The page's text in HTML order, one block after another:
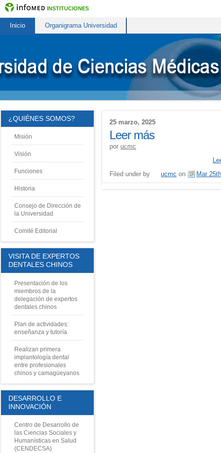
INSTITUCIONES
Inicio Organigrama Universidad
25 marzo, 2025
Leer más
por ucmc
Filed under by
ucmc on Mar
¿QUIÉNES SOMOS?
Misión
Visión
Funciones
Historia
Consejo de Dirección de
la Universidad
Comité Editorial
VISITA DE EXPERTOS
DENTALES CHINOS
Presentación de los
miembros de la
delegación de expertos
dentales chinos
Plan de actividades:
enseñanza y tutoría
Realizan primera
implantología dental
entre profesionales
chinos y camagüeyanos
DESARROLLO E
INNOVACIÓN
Centro de Desarrollo de
las Ciencias Sociales y
Humanísticas en Salud
(CENDECSA)